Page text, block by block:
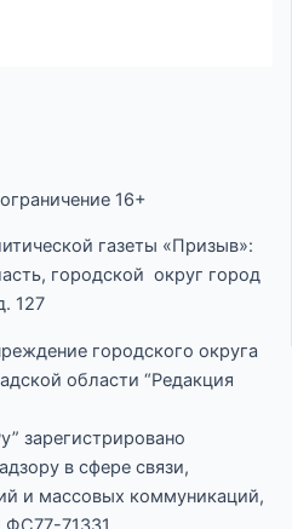
16+
газеты «Призыв»:
городской округ город
127
городского округа
области “Редакция
зарегистрировано
в сфере связи,
и массовых коммуникаций,